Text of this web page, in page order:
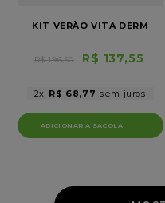
KIT VERÃO VITA DERM
R$ 137,55
R$ 196,50
2 R$ 68,77